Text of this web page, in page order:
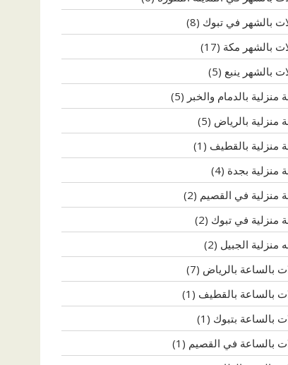
بالشهر في تبوك (8)
بالشهر مكة (17)
بالشهر ينبع (5)
منزلية بالدمام والخبر (5)
منزلية بالرياض (5)
منزلية بالقطيف (1)
منزلية بجدة (4)
منزلية في القصيم (2)
منزلية في تبوك (2)
منزلية الجبيل (2)
بالساعة بالرياض (7)
بالساعة بالقطيف (1)
بالساعة بتبوك (1)
بالساعة في القصيم (1)